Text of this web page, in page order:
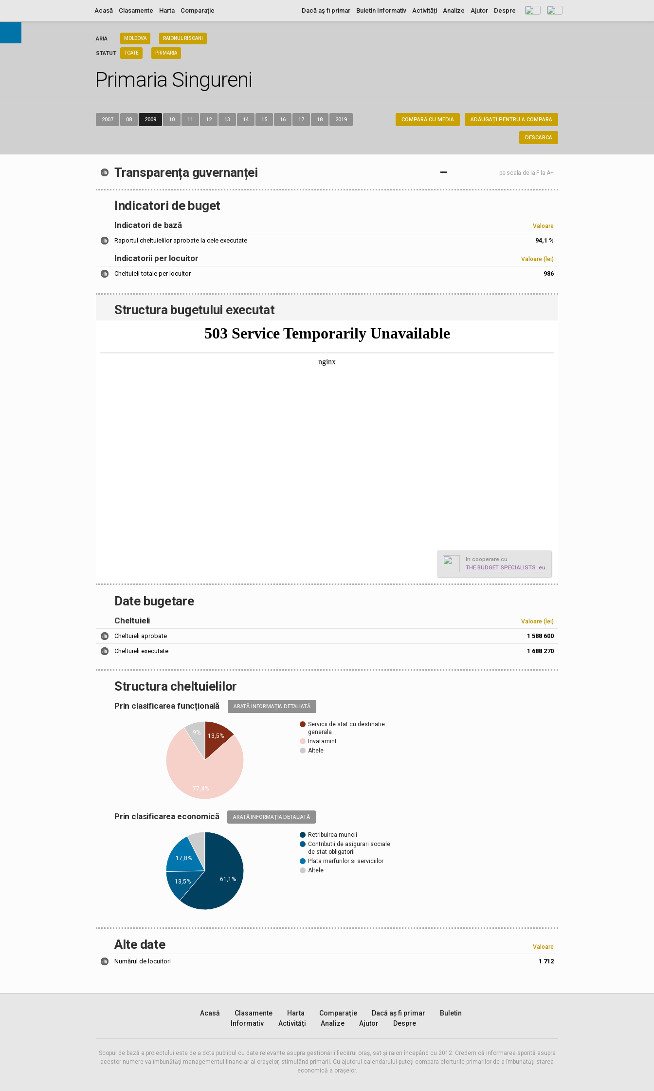
Acasă Despre
Clasamente Ajutor
Analize
Harta Activități
Buletin Informativ
Comparație Dacă aș fi primar
ARIA
STATUT
MOLDOVA RAIONUL RISCANI
TOATE PRIMARIA
Primaria Singureni
2007 08 2009 10 11 12 13 14 15 16 17 18 2019 ADĂUGAȚI PENTRU A COMPARA
COMPARĂ CU MEDIA
DESCARCA
Transparența guvernanței – pe scala de la F la A+
Indicatori de buget
Indicatori de bază Valoare
Raportul cheltuielilor aprobate la cele executate 94,1 %
Indicatorii per locuitor Valoare (lei)
Cheltuieli totale per locuitor 986
Structura bugetului executat
In cooperare cu
THE BUDGET SPECIALISTS .eu
Date bugetare
Cheltuieli Valoare (lei)
Cheltuieli aprobate 1 588 600
Cheltuieli executate 1 688 270
Structura cheltuielilor
Prin clasificarea funcțională ARATĂ INFORMAȚIA DETALIATĂ
Servicii de stat cu destinatie
generala
Invatamint
Altele
13,5%
9%
77,4%
Prin clasificarea economică ARATĂ INFORMAȚIA DETALIATĂ
Retribuirea muncii
Contributii de asigurari sociale
de stat obligatorii
Plata marfurilor si serviciilor
Altele
17,8%
13,5% 61,1%
Alte date Valoare
Numărul de locuitori 1 712
Acasă Clasamente Harta Comparație Dacă aș fi primar
Buletin
Informativ
Activități Analize Ajutor Despre
Scopul de bază a proiectului este de a dota publicul cu date relevante asupra gestionării fiecărui oraș, sat și raion începând cu 2012. Credem că informarea sporită asupra
acestor numere va îmbunătăți managementul financiar al orașelor, stimulând primarii. Cu ajutorul calendarului puteți compara eforturile primarilor de a îmbunătăți starea
economică a orașelor.